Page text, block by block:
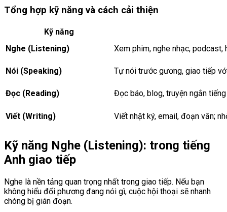
Tổng hợp kỹ năng và cách cải thiện
Kỹ năng
Nghe (Listening)
Xem phim, nghe nhạc,
Nói (Speaking) Tự nói trước gương, giao tiếp
Đọc (Reading) Đọc báo, blog, truyện ngắn
Viết (Writing) Viết nhật ký, email, đoạn văn;
Kỹ năng Nghe (Listening): trong tiếng
Anh giao tiếp
Nghe là nền tảng quan trọng nhất trong giao tiếp. Nếu bạn
không hiểu đối phương đang nói gì, cuộc hội thoại sẽ nhanh
chóng bị gián đoạn.